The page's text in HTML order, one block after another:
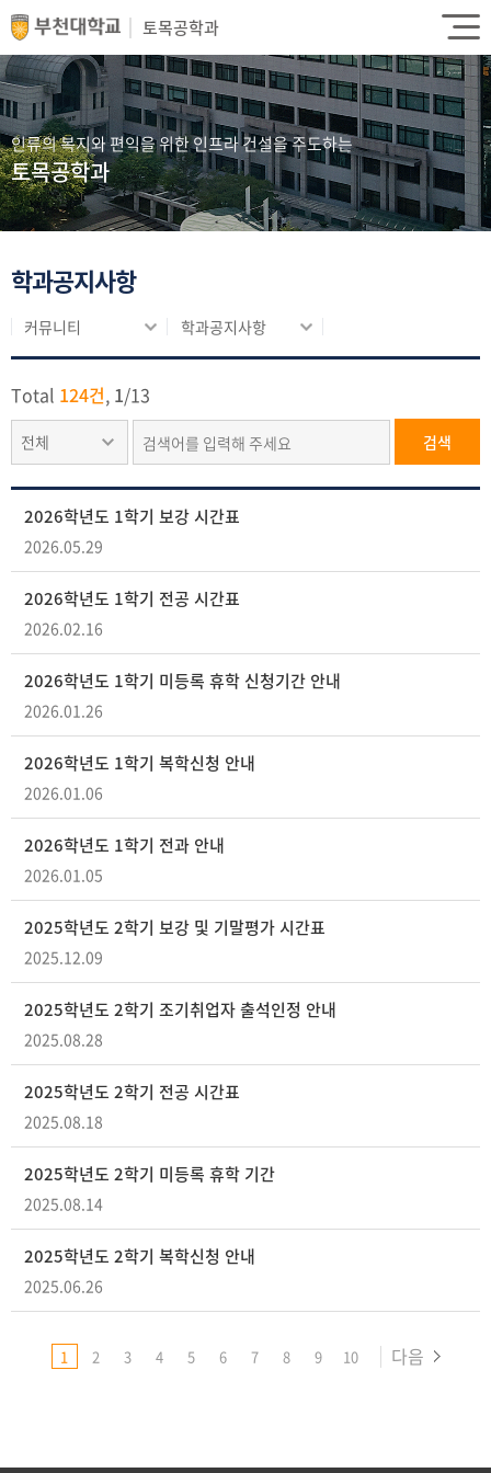
토목공학과
인류의 복지와 편익을 위한 인프라 건설을 주도하는
토목공학과
학과공지사항
커뮤니티 학과공지사항
Total 124건, 1/13
전체 검색
2026학년도 1학기 보강 시간표
2026.05.29
2026학년도 1학기 전공 시간표
2026.02.16
2026학년도 1학기 미등록 휴학 신청기간 안내
2026.01.26
2026학년도 1학기 복학신청 안내
2026.01.06
2026학년도 1학기 전과 안내
2026.01.05
2025학년도 2학기 보강 및 기말평가 시간표
2025.12.09
2025학년도 2학기 조기취업자 출석인정 안내
2025.08.28
2025학년도 2학기 전공 시간표
2025.08.18
2025학년도 2학기 미등록 휴학 기간
2025.08.14
2025학년도 2학기 복학신청 안내
2025.06.26
1 2 3 4 5 6 7 8 9 10 다음